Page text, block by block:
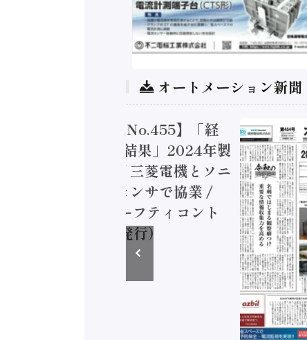
オートメーション新
トメーション新聞 No.455】「経
実態調査二次集計結果」2024年製
加価値額86兆円 / 三菱電機とソニ
コン AIビジョンセンサで協業 /
安全に動かすセーフティコント
（2026年8月5日発行）